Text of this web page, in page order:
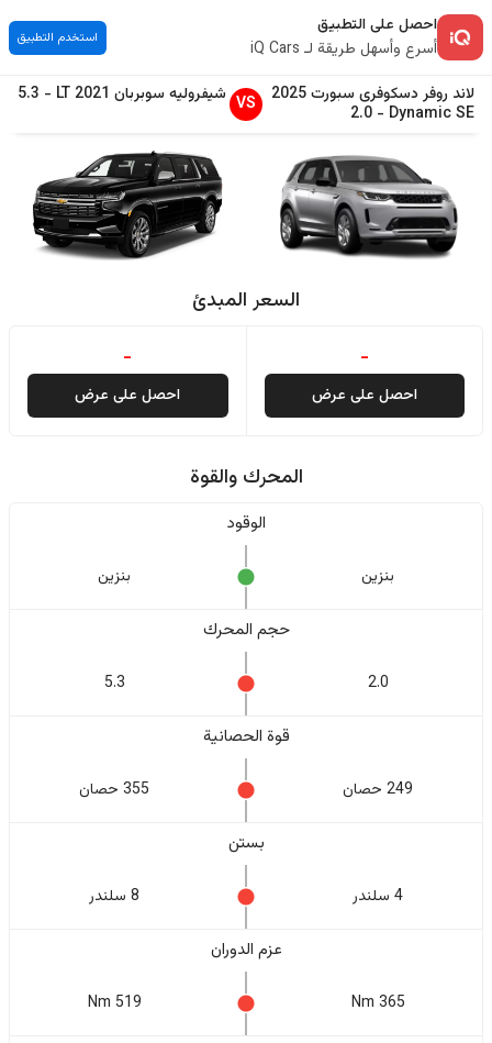
احصل على التطبيق
أسرع وأسهل طريقة لـ iQ Cars
استخدم التطبيق
لاند روفر دسکوفری سبورت2025
Dynamic SE
-
2.0
VS شيفروليه سوبربان 2021
LT
-
5.3
السعر المبدئ
-
احصل على عرض
-
احصل على عرض
المحرك والقوة
الوقود
بنزين بنزين
حجم المحرك
2.0
5.3
قوة الحصانية
249 حصان 355 حصان
بستن
4 سلندر 8 سلندر
عزم الدوران
365 Nm
519 Nm